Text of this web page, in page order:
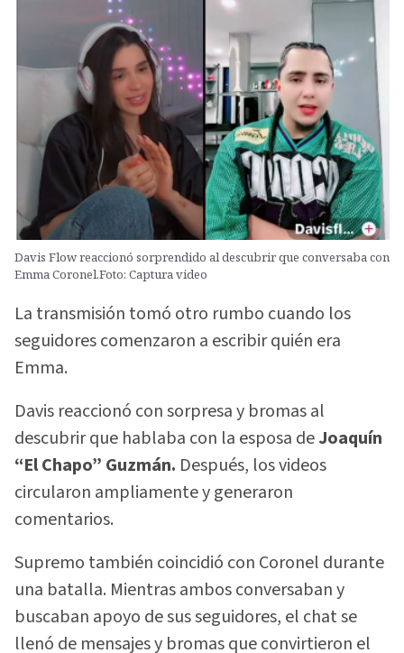
Davis Flow reaccionó sorprendido al descubrir que conversaba con
Emma Coronel.Foto: Captura video
La transmisión tomó otro rumbo cuando los
seguidores comenzaron a escribir quién era
Emma.
Davis reaccionó con sorpresa y bromas al
descubrir que hablaba con la esposa deJoaquín
“El Chapo” Guzmán. Después, los videos
circularon ampliamente y generaron
comentarios.
Supremo también coincidió con Coronel durante
una batalla. Mientras ambos conversaban y
buscaban apoyo de sus seguidores, el chat se
llenó de mensajes y bromas que convirtieron el